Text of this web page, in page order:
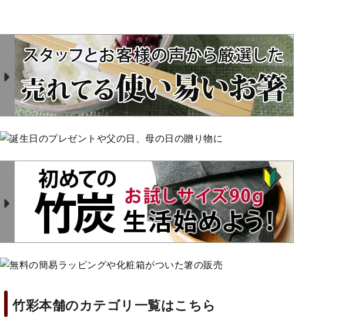
竹彩本舗のカテゴリ一覧はこちら